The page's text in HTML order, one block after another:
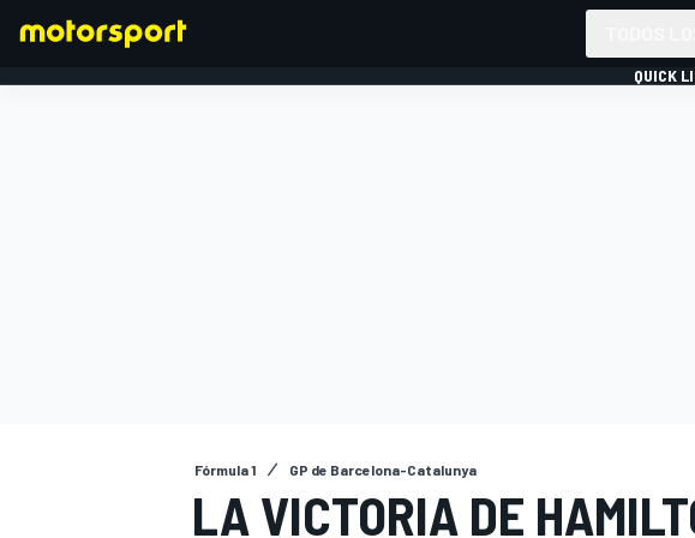
QUICK
Fórmula 1 GP de Barcelona-Catalunya
LA VICTORIA DE